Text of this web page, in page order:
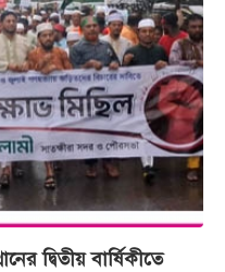
দ্বিতীয় বার্ষিকীতে